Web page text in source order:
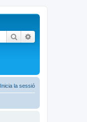
Cerca
Inicia la sessió